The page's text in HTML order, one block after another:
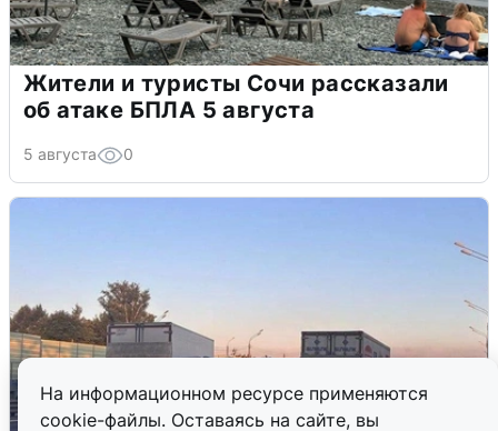
На информационном ресурсе применяются
cookie-файлы. Оставаясь на сайте, вы
Жители и туристы Сочи рассказали
об атаке БПЛА 5 августа
5 августа 0